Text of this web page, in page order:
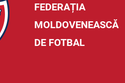
FEDERAȚIA
MOLDOVENEASCĂ
DE FOTBAL